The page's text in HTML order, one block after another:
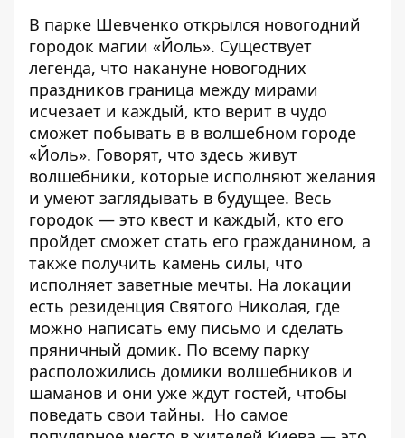
В парке Шевченко открылся новогодний
городок магии «Йоль». Существует
легенда, что накануне новогодних
праздников граница между мирами
исчезает и каждый, кто верит в чудо
сможет побывать в в волшебном городе
«Йоль». Говорят, что здесь живут
волшебники, которые исполняют желания
и умеют заглядывать в будущее. Весь
городок — это квест и каждый, кто его
пройдет сможет стать его гражданином, а
также получить камень силы, что
исполняет заветные мечты. На локации
есть резиденция Святого Николая, где
можно написать ему письмо и сделать
пряничный домик. По всему парку
расположились домики волшебников и
шаманов и они уже ждут гостей, чтобы
поведать свои тайны. Но самое